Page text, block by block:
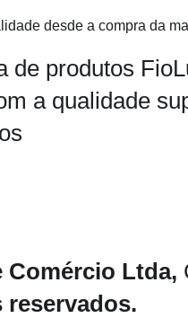
desde a compra da
de produtos
a qualidade
Ltda,